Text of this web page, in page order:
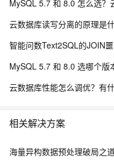
MySQL 5.7 和 8.0 怎么选？
智能问数Text2SQL的JOIN
MySQL 5.7 和 8.0 选哪个版
相关解决方案
海量异构数据预处理破局之